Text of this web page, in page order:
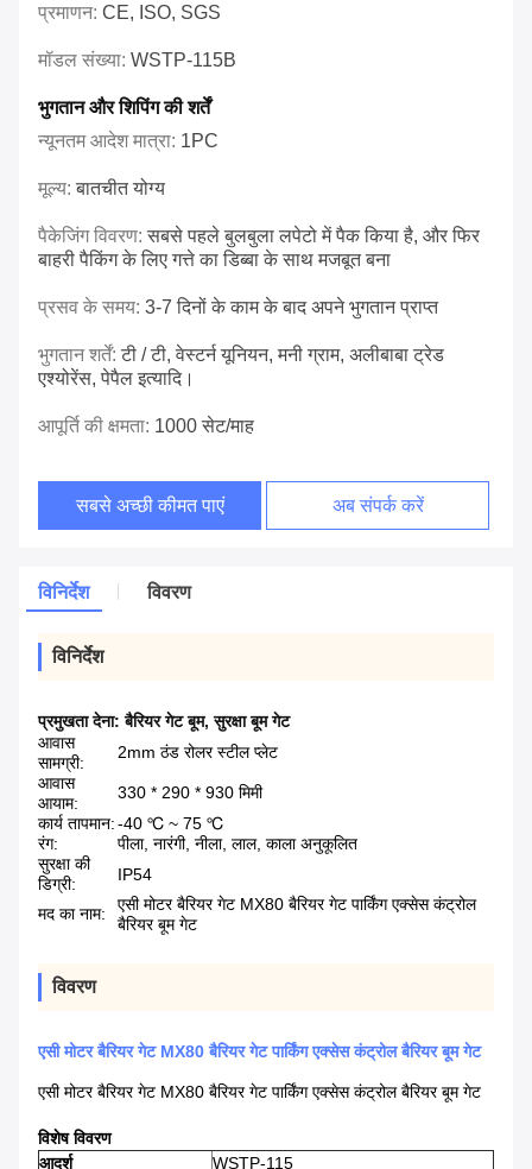
प्रमाणन: CE, ISO, SGS
मॉडल संख्या: WSTP-115B
भुगतान और शिपिंग की शर्तें
न्यूनतम आदेश मात्रा: 1PC
मूल्य:बातचीत योग्य
पैकेजिंग विवरण:सबसे पहले बुलबुला लपेटो में पैक किया है, और फिर
बाहरी पैकिंग के लिए गत्ते का डिब्बा के साथ मजबूत बना
प्रसव के समय: 3-7 दिनों के काम के बाद अपने भुगतान प्राप्त
भुगतान शर्तें:टी / टी, वेस्टर्न यूनियन, मनी ग्राम, अलीबाबा ट्रेड
एश्योरेंस, पेपैल इत्यादि।
आपूर्ति की क्षमता: 1000 सेट/माह
सबसे अच्छी कीमत पाएं अब संपर्क करें
विनिर्देश विवरण
विनिर्देश
प्रमुखता देना:बैरियर गेट बूम,सुरक्षा बूम गेट
आवास
सामग्री:
2mm ठंड रोलर स्टील प्लेट
आवास
आयाम:
330 * 290 * 930 मिमी
कार्य तापमान:-40 ℃ ~ 75 ℃
रंग:
पीला, नारंगी, नीला, लाल, काला अनुकूलित
सुरक्षा की
डिग्री:
IP54
मद का नाम:
एसी मोटर बैरियर गेट MX80 बैरियर गेट पार्किंग एक्सेस कंट्रोल
बैरियर बूम गेट
विवरण
एसी मोटर बैरियर गेट MX80 बैरियर गेट पार्किंग एक्सेस कंट्रोल बैरियर बूम गेट
एसी मोटर बैरियर गेट MX80 बैरियर गेट पार्किंग एक्सेस कंट्रोल बैरियर बूम गेट
विशेष विवरण
आदर्श
WSTP-115